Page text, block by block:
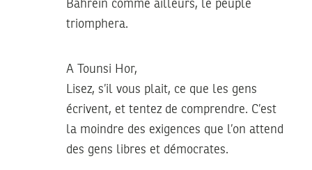
Bahreïn comme ailleurs, le peuple
triomphera.
A Tounsi Hor,
Lisez, s’il vous plait, ce que les gens
écrivent, et tentez de comprendre. C’est
la moindre des exigences que l’on attend
des gens libres et démocrates.